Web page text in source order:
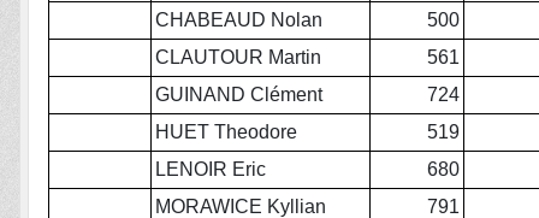
CHABEAUD Nolan
500
CLAUTOUR Martin
561
GUINAND Clément
724
HUET Theodore
519
LENOIR Eric
680
MORAWICE Kyllian
791